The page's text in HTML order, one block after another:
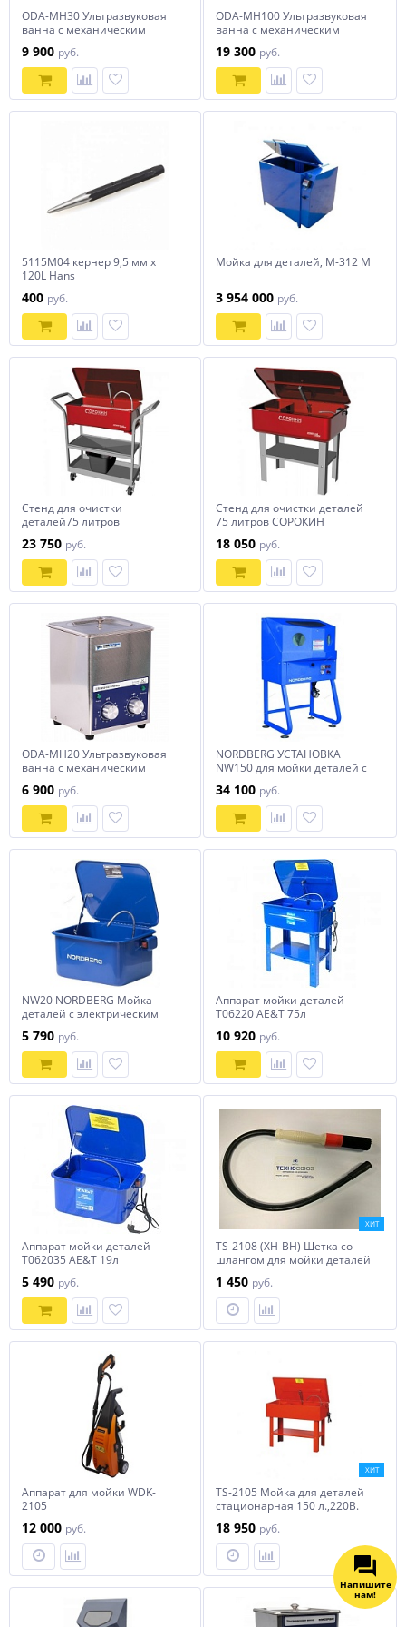
ODA-MH30 Ультразвуковая
ванна с механическим
ОДА Сервис ODA-MH30
9 900 руб.
ODA-MH100 Ультразвуковая
ванна с механическим
ОДА Сервис ODA-MH100
19 300 руб.
5115M04 кернер 9,5 мм x
120L Hans
400 руб.
Мойка для деталей, М-312 М
3 954 000 руб.
Стенд для очистки
деталей75 литров
23 750 руб.
Стенд для очистки деталей
75 литров СОРОКИН
18 050 руб.
ODA-MH20 Ультразвуковая
ванна с механическим
6 900 руб.
NORDBERG УСТАНОВКА
NW150 для мойки деталей с
34 100 руб.
NW20 NORDBERG Мойка
деталей с электрическим
5 790 руб.
Аппарат мойки деталей
T06220 AE&T 75л
10 920 руб.
Аппарат мойки деталей
T062035 AE&T 19л
5 490 руб.
ХИТ
TS-2108 (XH-BH) Щетка со
шлангом для мойки деталей
1 450 руб.
Аппарат для мойки WDK-
2105
12 000 руб.
ХИТ
TS-2105 Мойка для деталей
стационарная 150 л.,220В.
18 950 руб.
Напишите
нам!